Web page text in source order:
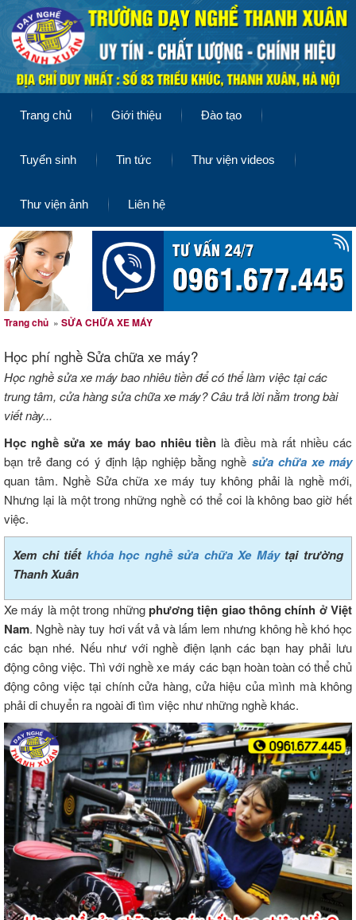
Trang chủ Giới thiệu Đào tạo
Tuyển sinh Tin tức Thư viện videos
Thư viện ảnh Liên hệ
Trang chủ » SỬA CHỮA XE MÁY
Học phí nghề Sửa chữa xe máy?
Học nghề sửa xe máy bao nhiêu tiền để có thể làm việc tại các
trung tâm, cửa hàng sửa chữa xe máy? Câu trả lời nằm trong bài
viết này...
Học nghề sửa xe máy bao nhiêu tiền là điều mà rất nhiều các
bạn trẻ đang có ý định lập nghiệp bằng nghề sửa chữa xe máy
quan tâm. Nghề Sửa chữa xe máy tuy không phải là nghề mới,
Nhưng lại là một trong những nghề có thể coi là không bao giờ hết
việc.
Xem chi tiết khóa học nghề sửa chữa Xe Máytại trường
Thanh Xuân
Xe máy là một trong nhữngphương tiện giao thông chính ở Việt
Nam. Nghề này tuy hơi vất vả và lấm lem nhưng không hề khó học
các bạn nhé. Nếu như với nghề điện lạnh các bạn hay phải lưu
động công việc. Thì với nghề xe máy các bạn hoàn toàn có thể chủ
động công việc tại chính cửa hàng, cửa hiệu của mình mà không
phải di chuyển ra ngoài đi tìm việc như những nghề khác.